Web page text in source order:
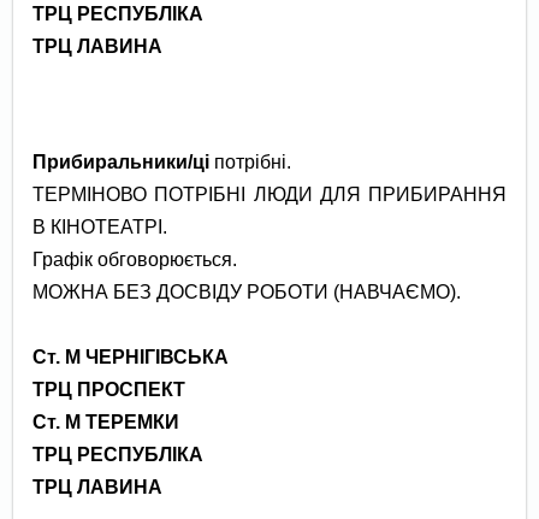
ТРЦ РЕСПУБЛІКА
ТРЦ ЛАВИНА
Прибиральники/ці потрібні.
ТЕРМІНОВО ПОТРІБНІ ЛЮДИ ДЛЯ ПРИБИРАННЯ
В КІНОТЕАТРІ.
Графік обговорюється.
МОЖНА БЕЗ ДОСВІДУ РОБОТИ (НАВЧАЄМО).
Ст. М ЧЕРНІГІВСЬКА
ТРЦ ПРОСПЕКТ
Ст. М ТЕРЕМКИ
ТРЦ РЕСПУБЛІКА
ТРЦ ЛАВИНА